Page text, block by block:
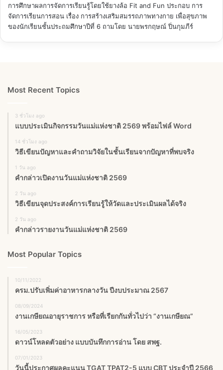
การศึกษาผลการจัดการเรียนรู้โดยใช้ยางล้อ Fit and Fun ประกอบ การ
จัดการเรียนการสอน เรื่อง การสร้างเสริมสมรรถภาพทางกาย เพื่อสุขภาพ
ของนักเรียนชั้นประถมศึกษาปีที่ 6 ถามโดย นายพรกฤษณ์ ปิ่นกุมภีร์
Most Recent Topics
3 ชั่วโมง ago
แบบประเมินกิจกรรมวันแม่แห่งชาติ 2569 พร้อมไฟล์ Word
14 ชั่วโมง ago
วิธีเขียนปัญหาและคำถามวิจัยในชั้นเรียนจากปัญหาที่พบจริง
1 วัน ago
คำกล่าวเปิดงานวันแม่แห่งชาติ 2569
2 วัน ago
วิธีเขียนจุดประสงค์การเรียนรู้ให้วัดและประเมินผลได้จริง
2 วัน ago
คำกล่าวรายงานวันแม่แห่งชาติ 2569
Most Popular Topics
10/11/2022
ครม.ปรับเพิ่มค่าอาหารกลางวัน ปีงบประมาณ 2567
08/09/2024
งานเกษียณอายุราชการ หรือที่เรียกกันทั่วไปว่า “งานเกษียณ”
16/05/2023
ดาวน์โหลดตัวอย่าง แบบบันทึกการอ่าน โดย สพฐ.
07/01/2023
วันนี้ประกาศผลคะแนน TGAT TPAT2-5 แบบ CBT ประจำปี 2566